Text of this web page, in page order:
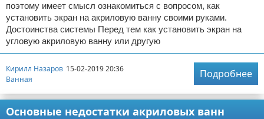
поэтому имеет смысл ознакомиться с вопросом, как
установить экран на акриловую ванну своими руками.
Достоинства системы Перед тем как установить экран на
угловую акриловую ванну или другую
Кирилл Назаров 15-02-2019 20:36
Ванная
Подробнее
Основные недостатки акриловых ванн